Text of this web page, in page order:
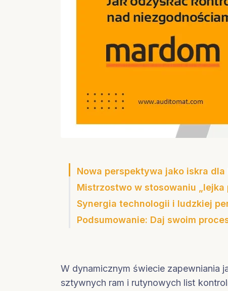
Nowa perspektywa jako iskra
Mistrzostwo w stosowaniu
1. Szeroka górka: Pytania
2. Środek: Pytania sondujące
Synergia technologii i ludzkiej
Podsumowanie: Daj swoim
W dynamicznym świecie zapewniania
sztywnych ram i rutynowych list